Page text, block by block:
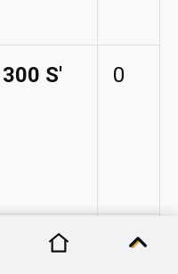
S' 0
S'
Reservados /